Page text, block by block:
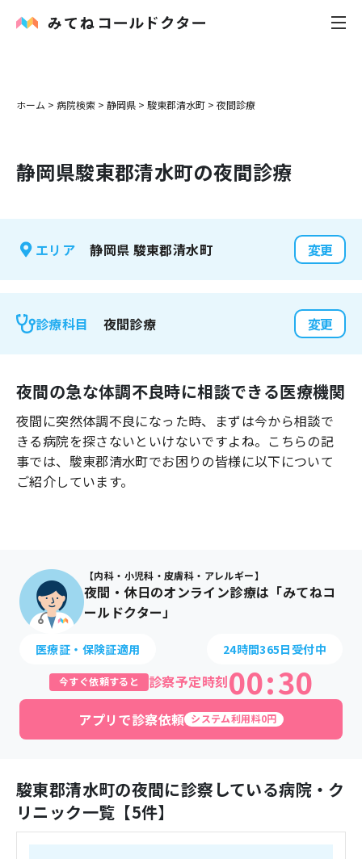
内科
花粉症
感染症
よくあるご質問
ホーム > 病院検索 > 静岡県 > 駿東郡清水町 > 夜間診療
静岡県駿東郡清水町の夜間診療
エリア 静岡県 駿東郡清水町 変更
診療科目 夜間診療 変更
夜間の急な体調不良時に相談できる医療機関
夜間に突然体調不良になった時、まずは今から相談で
きる病院を探さないといけないですよね。こちらの記
事では、 駿東郡清水町でお困りの皆様に以下について
ご紹介しています。
【内科・小児科・皮膚科・アレルギー】
夜間・休日のオンライン診療は「みてねコ
ールドクター」
医療証・保険証適用 24時間365日受付中
今すぐ依頼すると 診察予定時刻00:30
アプリで診察依頼 システム利用料0円
駿東郡清水町の夜間に診察している病院・ク
リニック一覧【5件】